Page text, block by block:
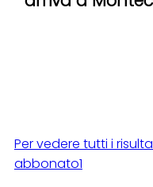
Per vedere tutti i
abbonato1